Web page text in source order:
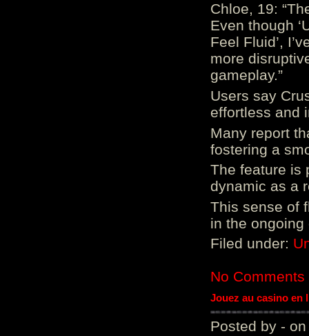
Chloe, 19:
Even though
Feel Fluid’,
more
gameplay.”
Users say
effortless and
Many report
fostering a
The feature is
dynamic as a
This sense of
in the ongoing
Filed under:
No Comments
Jouez au casino en
Posted by - on